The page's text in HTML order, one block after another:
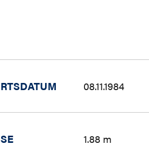
08.11.1984
1.88 m